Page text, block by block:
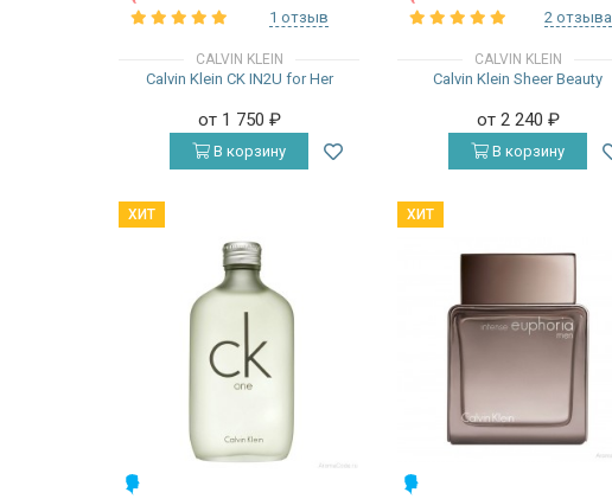
1 отзыв
CALVIN KLEIN
Calvin Klein CK IN2U for Her
от 1 750 ₽
В корзину
2 отзыва
CALVIN KLEIN
Calvin Klein Sheer Beauty
от 2 240 ₽
В корзину
ХИТ ХИТ